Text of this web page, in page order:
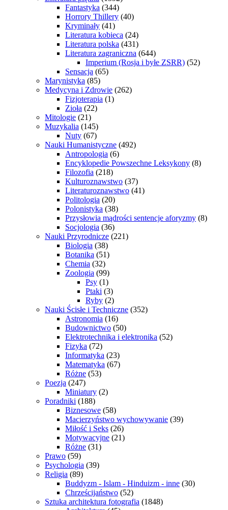
Fantastyka (344)
Horrory Thillery (40)
Kryminały (41)
Literatura kobieca (24)
Literatura polska (431)
Literatura zagraniczna (644)
Imperium (Rosja i byłe ZSRR) (52)
Sensacja (65)
Marynistyka (85)
Medycyna i Zdrowie (262)
Fizjoterapia (1)
Zioła (22)
Mitologie (21)
Muzykalia (145)
Nuty (67)
Nauki Humanistyczne (492)
Antropologia (6)
Encyklopedie Powszechne Leksykony (8)
Filozofia (218)
Kulturoznawstwo (37)
Literaturoznawstwo (41)
Politologia (20)
Polonistyka (38)
Przysłowia mądrości sentencje aforyzmy (8)
Socjologia (36)
Nauki Przyrodnicze (221)
Biologia (38)
Botanika (51)
Chemia (32)
Zoologia (99)
Psy (1)
Ptaki (3)
Ryby (2)
Nauki Ścisłe i Techniczne (352)
Astronomia (16)
Budownictwo (50)
Elektrotechnika i elektronika (52)
Fizyka (72)
Informatyka (23)
Matematyka (67)
Różne (53)
Poezja (247)
Miniatury (2)
Poradniki (188)
Biznesowe (58)
Macierzyństwo wychowywanie (39)
Miłość i Seks (26)
Motywacyjne (21)
Różne (31)
Prawo (59)
Psychologia (39)
Religia (89)
Buddyzm - Islam - Hinduizm - inne (30)
Chrześcijaństwo (52)
Sztuka architektura fotografia (1848)